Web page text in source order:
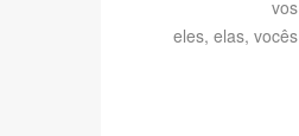
vos
eles, elas, vocês